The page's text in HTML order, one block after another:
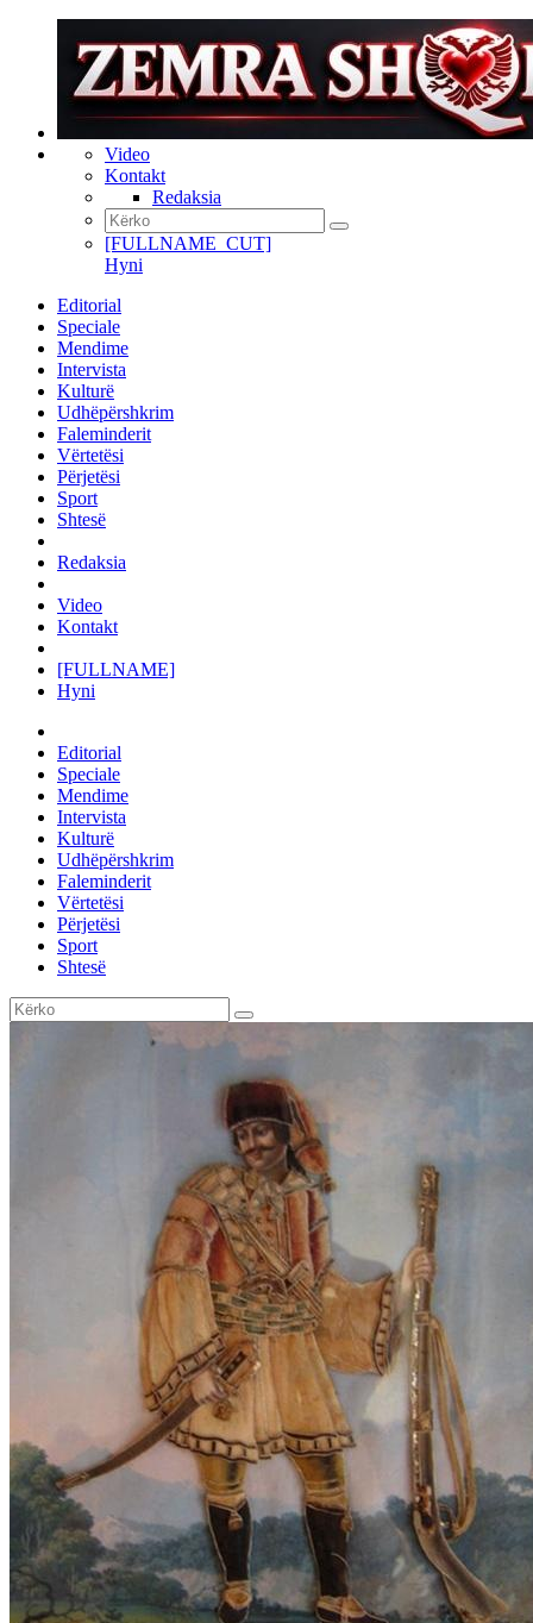
Video
Kontakt
Redaksia
[FULLNAME_CUT]
Hyni
Editorial
Speciale
Mendime
Intervista
Kulturë
Udhëpërshkrim
Faleminderit
Vërtetësi
Përjetësi
Sport
Shtesë
Redaksia
Video
Kontakt
[FULLNAME]
Hyni
Editorial
Speciale
Mendime
Intervista
Kulturë
Udhëpërshkrim
Faleminderit
Vërtetësi
Përjetësi
Sport
Shtesë